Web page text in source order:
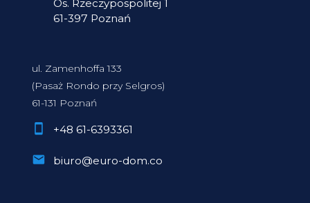
Os. Rzeczypospolitej 1
61-397 Poznań
ul. Zamenhoffa 133
(Pasaż Rondo przy Selgros)
61-131 Poznań
+48 61-6393361
biuro@euro-dom.co